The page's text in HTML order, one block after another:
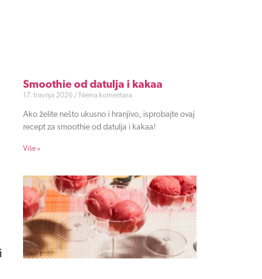
Smoothie od datulja i kakaa
17. travnja 2026 Nema komentara
Ako želite nešto ukusno i hranjivo, isprobajte ovaj
recept za smoothie od datulja i kakaa!
Više »